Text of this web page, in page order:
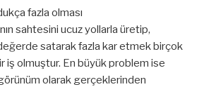
fazla olması
nın sahtesini ucuz yollarla üretip,
satarak fazla kar etmek birçok
iş olmuştur. En büyük problem ise
olarak gerçeklerinden